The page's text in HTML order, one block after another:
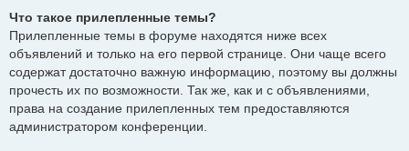
Что такое прилепленные темы?
Прилепленные темы в форуме находятся ниже всех
объявлений и только на его первой странице. Они чаще всего
содержат достаточно важную информацию, поэтому вы должны
прочесть их по возможности. Так же, как и с объявлениями,
права на создание прилепленных тем предоставляются
администратором конференции.